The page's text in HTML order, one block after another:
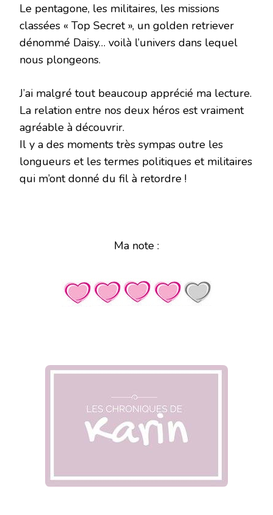
Le pentagone, les militaires, les missions
classées « Top Secret », un golden retriever
dénommé Daisy… voilà l’univers dans lequel
nous plongeons.
J’ai malgré tout beaucoup apprécié ma lecture.
La relation entre nos deux héros est vraiment
agréable à découvrir.
Il y a des moments très sympas outre les
longueurs et les termes politiques et militaires
qui m’ont donné du fil à retordre !
Ma note :